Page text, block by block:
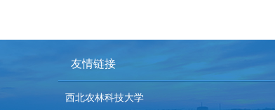
友情链接
西北农林科技大学